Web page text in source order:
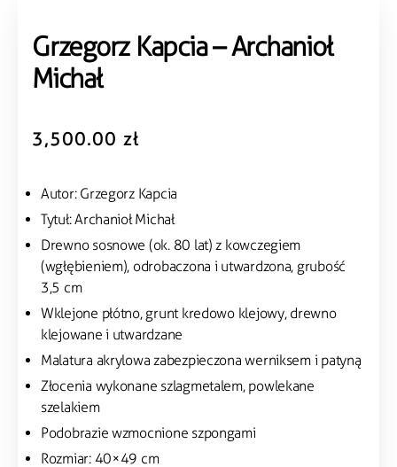
Grzegorz Kapcia – Archanioł
Michał
3,500.00 zł
Autor: Grzegorz Kapcia
Tytuł: Archanioł Michał
Drewno sosnowe (ok. 80 lat) z kowczegiem
(wgłębieniem), odrobaczona i utwardzona, grubość
3,5 cm
Wklejone płótno, grunt kredowo klejowy, drewno
klejowane i utwardzane
Malatura akrylowa zabezpieczona werniksem i patyną
Złocenia wykonane szlagmetalem, powlekane
szelakiem
Podobrazie wzmocnione szpongami
Rozmiar: 40×49 cm